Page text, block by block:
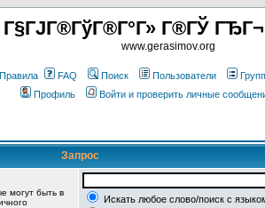
Г§ГЈГ®ГўГ®Г°Г» Г®ГЎ
www.gerasimov.org
Правила FAQ Поиск Пользователи
Профиль
Войти и проверить личные
Запрос
могут быть в
Искать любое слово/поиск с